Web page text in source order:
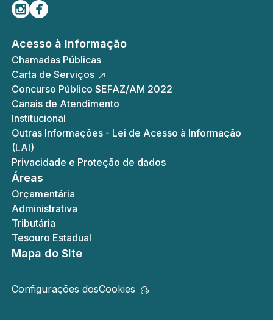
Siga-nos no Instagram
Curta-nos no Facebook
Acesso à Informação
Chamadas Públicas
Carta de Serviços
Concurso Público SEFAZ/AM 2022
Canais de Atendimento
Institucional
Outras Informações - Lei de Acesso à Informação
(LAI)
Privacidade e Proteção de dados
Áreas
Orçamentária
Administrativa
Tributária
Tesouro Estadual
Mapa do Site
Configurações dosCookies